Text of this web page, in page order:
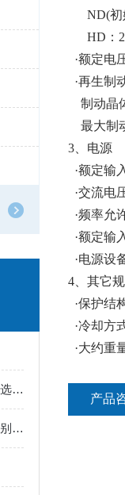
三菱变频器通用型噪声滤波器的选购与安装要点
三菱噪声滤波器：高效滤波，告别工业电磁干扰
ND(初
HD：
·额定电
·再生制
制动晶
最大制
3、电源
·额定输
·交流电
·频率允
·额定输
·电源设
4、其它
·保护结
·冷却方
·大约重
产品